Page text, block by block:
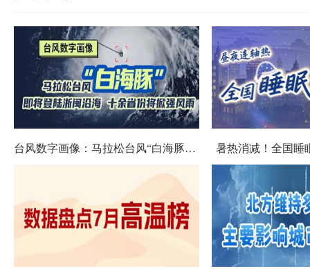
台风数字画像：马拉松台风“白海豚”将影响十余省份 暑热消减！全国睡